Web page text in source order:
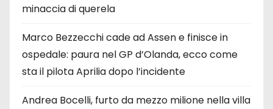
minaccia di querela
Marco Bezzecchi cade ad Assen e finisce in
ospedale: paura nel GP d’Olanda, ecco come
sta il pilota Aprilia dopo l’incidente
Andrea Bocelli, furto da mezzo milione nella villa